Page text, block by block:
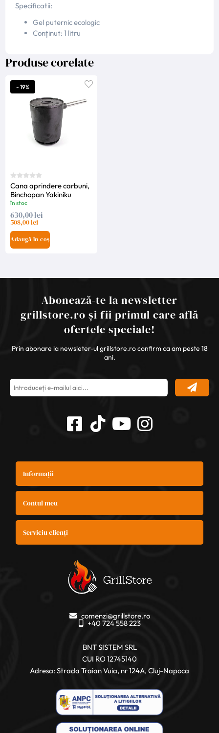
Specificatii:
Gel puternic ecologic
Conținut: 1 litru
Produse corelate
- 19%
Cana aprindere carbuni,
Binchopan Yakiniku
în stoc
630,00 lei
508,00 lei
Adaugă în coș
Abonează-te la newsletter
grillstore.ro și fii primul care află
ofertele speciale!
Prin abonare la newsleter-ul grillstore.ro confirm ca am peste 18
ani.
Informații
Contul meu
Serviciu clienți
comenzi@grillstore.ro
+40 724 558 223
BNT SISTEM SRL
CUI RO 12745140
Adresa: Strada Traian Vuia, nr 124A, Cluj-Napoca